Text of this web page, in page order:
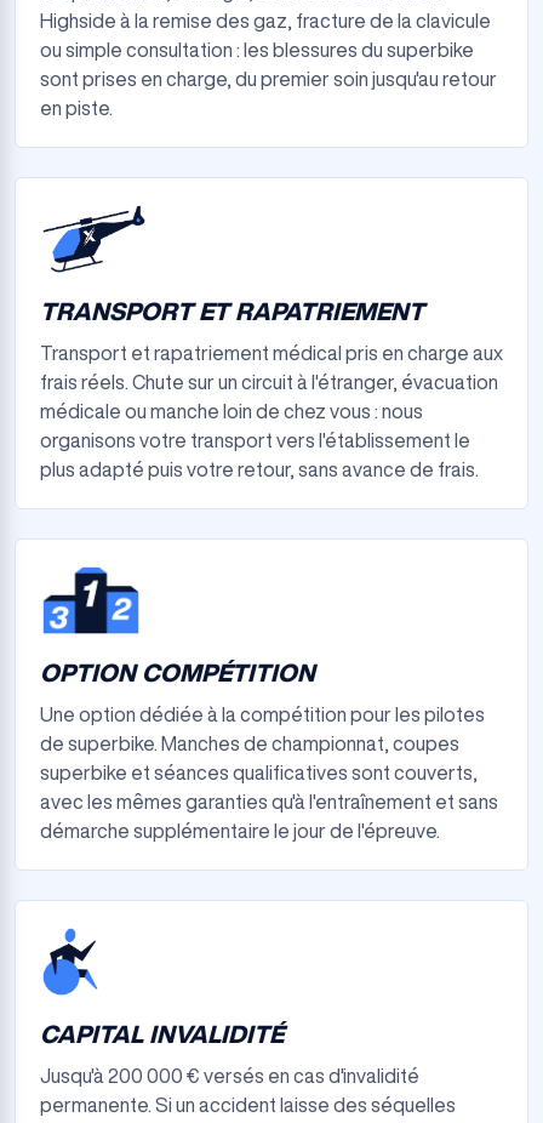
Highside à la remise des gaz, fracture de la clavicule
ou simple consultation : les blessures du superbike
sont prises en charge, du premier soin jusqu'au retour
en piste.
TRANSPORT ET RAPATRIEMENT
Transport et rapatriement médical pris en charge aux
frais réels. Chute sur un circuit à l'étranger, évacuation
médicale ou manche loin de chez vous : nous
organisons votre transport vers l'établissement le
plus adapté puis votre retour, sans avance de frais.
OPTION COMPÉTITION
Une option dédiée à la compétition pour les pilotes
de superbike. Manches de championnat, coupes
superbike et séances qualificatives sont couverts,
avec les mêmes garanties qu'à l'entraînement et sans
démarche supplémentaire le jour de l'épreuve.
CAPITAL INVALIDITÉ
Jusqu'à 200 000 € versés en cas d'invalidité
permanente. Si un accident laisse des séquelles